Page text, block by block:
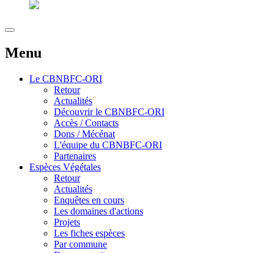
Menu
Le CBNBFC-ORI
Retour
Actualités
Découvrir le CBNBFC-ORI
Accès / Contacts
Dons / Mécénat
L'équipe du CBNBFC-ORI
Partenaires
Espèces Végétales
Retour
Actualités
Enquêtes en cours
Les domaines d'actions
Projets
Les fiches espèces
Par commune